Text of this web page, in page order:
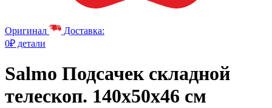
Оригинал
Доставка:
0₽ детали
Salmo Подсачек складной
телескоп. 140x50x46 см